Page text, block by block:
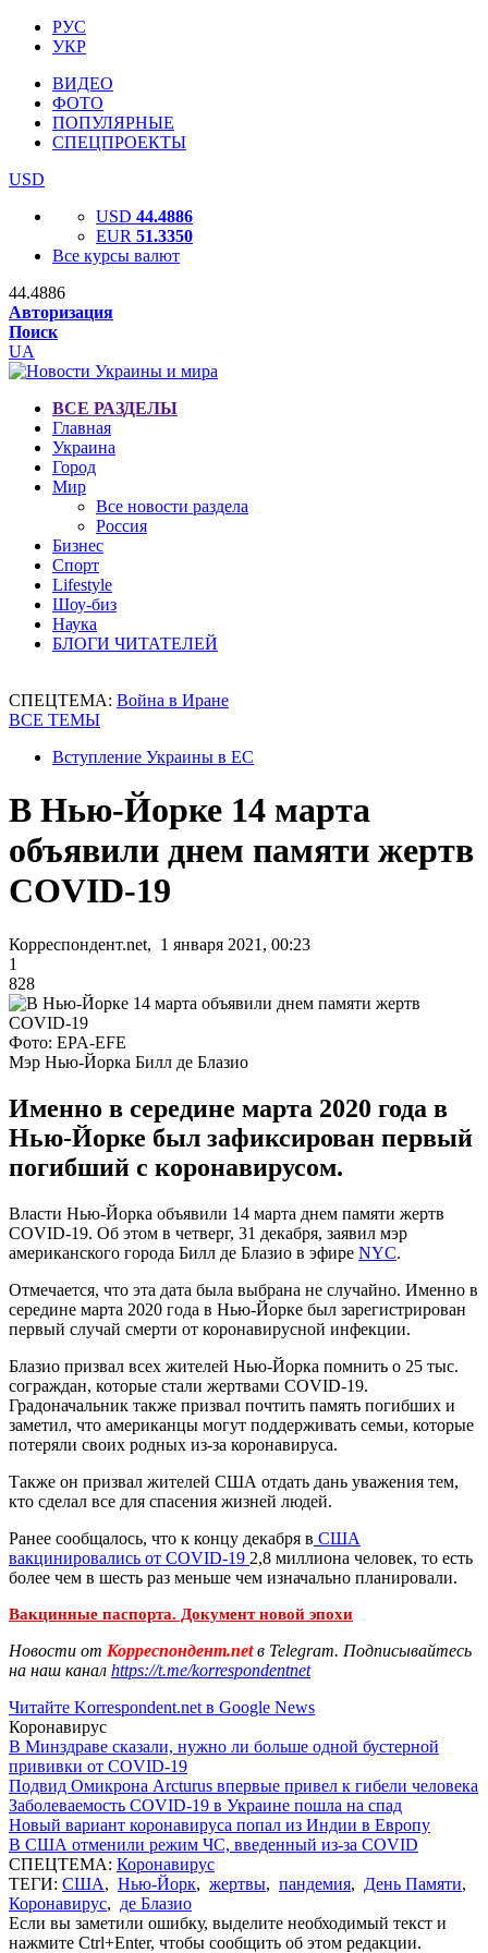
РУС
УКР
ВИДЕО
ФОТО
ПОПУЛЯРНЫЕ
СПЕЦПРОЕКТЫ
USD
USD 44.4886
EUR 51.3350
Все курсы валют
44.4886
Авторизация
Поиск
UA
ВСЕ РАЗДЕЛЫ
Главная
Украина
Город
Мир
Все новости раздела
Россия
Бизнес
Спорт
Lifestyle
Шоу-биз
Наука
БЛОГИ ЧИТАТЕЛЕЙ
СПЕЦТЕМА: Война в Иране
ВСЕ ТЕМЫ
Вступление Украины в ЕС
В Нью-Йорке 14 марта
объявили днем памяти жертв
COVID-19
Корреспондент.net, 1 января 2021, 00:23
1
828
Фото: EPA-EFE
Мэр Нью-Йорка Билл де Блазио
Именно в середине марта 2020 года в
Нью-Йорке был зафиксирован первый
погибший с коронавирусом.
Власти Нью-Йорка объявили 14 марта днем памяти жертв
COVID-19. Об этом в четверг, 31 декабря, заявил мэр
американского города Билл де Блазио в эфире NYC.
Отмечается, что эта дата была выбрана не случайно. Именно в
середине марта 2020 года в Нью-Йорке был зарегистрирован
первый случай смерти от коронавирусной инфекции.
Блазио призвал всех жителей Нью-Йорка помнить о 25 тыс.
сограждан, которые стали жертвами COVID-19.
Градоначальник также призвал почтить память погибших и
заметил, что американцы могут поддерживать семьи, которые
потеряли своих родных из-за коронавируса.
Также он призвал жителей США отдать дань уважения тем,
кто сделал все для спасения жизней людей.
Ранее сообщалось, что к концу декабря в США
вакцинировались от COVID-19 2,8 миллиона человек, то есть
более чем в шесть раз меньше чем изначально планировали.
Вакцинные паспорта. Документ новой эпохи
Новости от Корреспондент.netв Telegram. Подписывайтесь
на наш канал https://t.me/korrespondentnet
Читайте Korrespondent.net в Google News
Коронавирус
В Минздраве сказали, нужно ли больше одной бустерной
прививки от COVID-19
Подвид Омикрона Arcturus впервые привел к гибели человека
Заболеваемость COVID-19 в Украине пошла на спад
Новый вариант коронавируса попал из Индии в Европу
В США отменили режим ЧС, введенный из-за COVID
СПЕЦТЕМА: Коронавирус
ТЕГИ: США, Нью-Йорк, жертвы, пандемия, День Памяти,
Коронавирус, де Блазио
Если вы заметили ошибку, выделите необходимый текст и
нажмите Ctrl+Enter, чтобы сообщить об этом редакции.